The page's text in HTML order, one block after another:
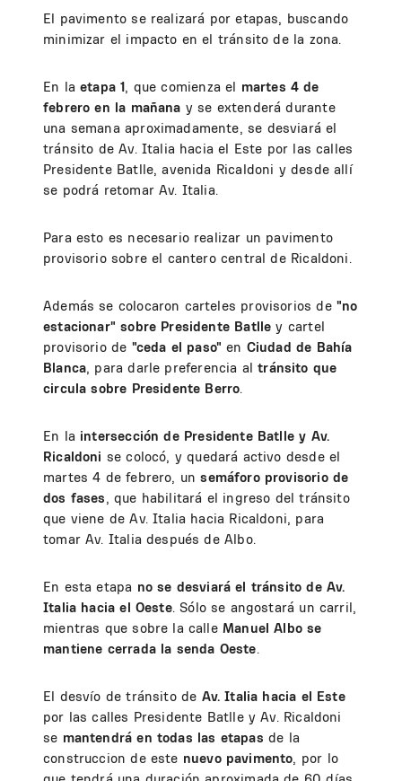
El pavimento se realizará por etapas, buscando
minimizar el impacto en el tránsito de la zona.
En laetapa 1, que comienza el martes 4 de
febrero en la mañana y se extenderá durante
una semana aproximadamente, se desviará el
tránsito de Av. Italia hacia el Este por las calles
Presidente Batlle, avenida Ricaldoni y desde allí
se podrá retomar Av. Italia.
Para esto es necesario realizar un pavimento
provisorio sobre el cantero central de Ricaldoni.
Además se colocaron carteles provisorios de"no
estacionar" sobre Presidente Batlle y cartel
provisorio de "ceda el paso" en Ciudad de Bahía
Blanca, para darle preferencia altránsito que
circula sobre Presidente Berro.
En la intersección de Presidente Batlle y Av.
Ricaldoni se colocó, y quedará activo desde el
martes 4 de febrero, un semáforo provisorio de
dos fases, que habilitará el ingreso del tránsito
que viene de Av. Italia hacia Ricaldoni, para
tomar Av. Italia después de Albo.
En esta etapa no se desviará el tránsito de Av.
Italia hacia el Oeste. Sólo se angostará un carril,
mientras que sobre la calleManuel Albo se
mantiene cerrada la senda Oeste.
El desvío de tránsito de Av. Italia hacia el Este
por las calles Presidente Batlle y Av. Ricaldoni
se mantendrá en todas las etapas de la
construccion de este nuevo pavimento, por lo